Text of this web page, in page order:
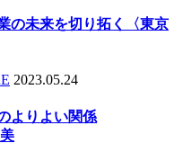
の未来を切り拓く〈東京
2023.05.24
よりよい関係